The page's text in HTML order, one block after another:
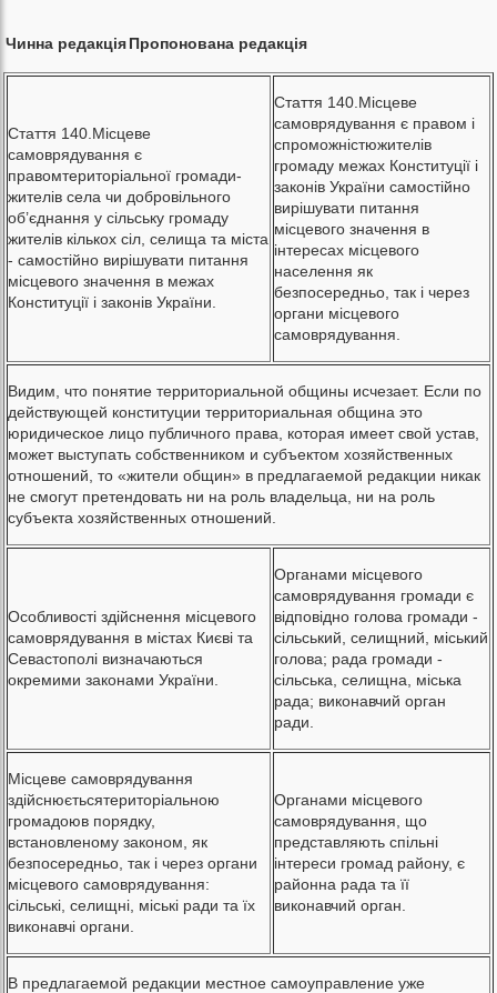
Чинна редакціяПропонована редакція
Стаття 140.Місцеве
самоврядування є
правомтериторіальної громади-
жителів села чи добровільного
об’єднання у сільську громаду
жителів кількох сіл, селища та міста
- самостійно вирішувати питання
місцевого значення в межах
Конституції і законів України.
Стаття 140.Місцеве
самоврядування є правом і
спроможністюжителів
громаду межах Конституції і
законів України самостійно
вирішувати питання
місцевого значення в
інтересах місцевого
населення як
безпосередньо, так і через
органи місцевого
самоврядування.
Видим, что понятие территориальной общины исчезает. Если по
действующей конституции территориальная община это
юридическое лицо публичного права, которая имеет свой устав,
может выступать собственником и субъектом хозяйственных
отношений, то «жители общин» в предлагаемой редакции никак
не смогут претендовать ни на роль владельца, ни на роль
субъекта хозяйственных отношений.
Особливості здійснення місцевого
самоврядування в містах Києві та
Севастополі визначаються
окремими законами України.
Органами місцевого
самоврядування громади є
відповідно голова громади -
сільський, селищний, міський
голова; рада громади -
сільська, селищна, міська
рада; виконавчий орган
ради.
Місцеве самоврядування
здійснюєтьсятериторіальною
громадоюв порядку,
встановленому законом, як
безпосередньо, так і через органи
місцевого самоврядування:
сільські, селищні, міські ради та їх
виконавчі органи.
Органами місцевого
самоврядування, що
представляють спільні
інтереси громад району, є
районна рада та її
виконавчий орган.
В предлагаемой редакции местное самоуправление уже